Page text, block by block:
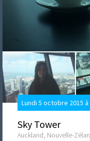
Lundi 5 octobre 2015 à
Sky Tower
Auckland, Nouvelle-